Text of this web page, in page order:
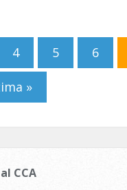
4 5 6
»
CCA